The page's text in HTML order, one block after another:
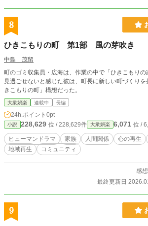
8
ひきこもりの町 第1部 風の芽吹き
中島 茂留
町のゴミ収集員・広海は、作業の中で「ひきこもりの
見過ごせないと感じた彼は、町長に新しい町づくり
きこもりの町」構想だった。
大衆娯楽 連載中 長編
24h.ポイント 0pt
小説 228,629 位 / 228,629件 大衆娯楽 6,071 位 /
ヒューマンドラマ 家族 人間関係 心の再生
地域再生
コミュニティ
感
最終更新日
9